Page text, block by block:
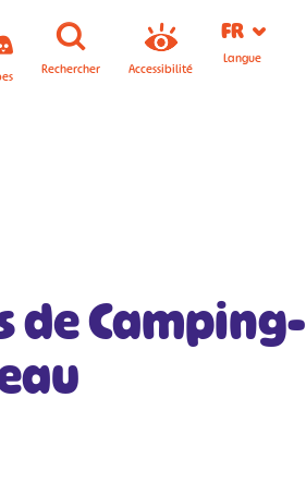
Rechercher Accessibilité
FR
Langue
de Camping-